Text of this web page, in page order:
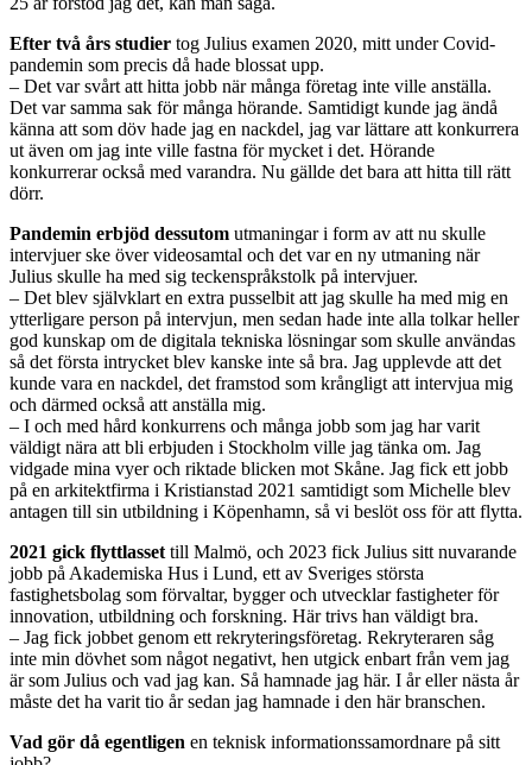
Efter två års studier tog Julius examen 2020, mitt under Covid-
pandemin som precis då hade blossat upp.
– Det var svårt att hitta jobb när många företag inte ville anställa.
Det var samma sak för många hörande. Samtidigt kunde jag ändå
känna att som döv hade jag en nackdel, jag var lättare att konkurrera
ut även om jag inte ville fastna för mycket i det. Hörande
konkurrerar också med varandra. Nu gällde det bara att hitta till rätt
dörr.
Pandemin erbjöd dessutom utmaningar i form av att nu skulle
intervjuer ske över videosamtal och det var en ny utmaning när
Julius skulle ha med sig teckenspråkstolk på intervjuer.
– Det blev självklart en extra pusselbit att jag skulle ha med mig en
ytterligare person på intervjun, men sedan hade inte alla tolkar heller
god kunskap om de digitala tekniska lösningar som skulle användas
så det första intrycket blev kanske inte så bra. Jag upplevde att det
kunde vara en nackdel, det framstod som krångligt att intervjua mig
och därmed också att anställa mig.
– I och med hård konkurrens och många jobb som jag har varit
väldigt nära att bli erbjuden i Stockholm ville jag tänka om. Jag
vidgade mina vyer och riktade blicken mot Skåne. Jag fick ett jobb
på en arkitektfirma i Kristianstad 2021 samtidigt som Michelle blev
antagen till sin utbildning i Köpenhamn, så vi beslöt oss för att flytta.
2021 gick flyttlasset till Malmö, och 2023 fick Julius sitt nuvarande
jobb på Akademiska Hus i Lund, ett av Sveriges största
fastighetsbolag som förvaltar, bygger och utvecklar fastigheter för
innovation, utbildning och forskning. Här trivs han väldigt bra.
– Jag fick jobbet genom ett rekryteringsföretag. Rekryteraren såg
inte min dövhet som något negativt, hen utgick enbart från vem jag
är som Julius och vad jag kan. Så hamnade jag här. I år eller nästa år
måste det ha varit tio år sedan jag hamnade i den här branschen.
Vad gör då egentligen en teknisk informationssamordnare på sitt